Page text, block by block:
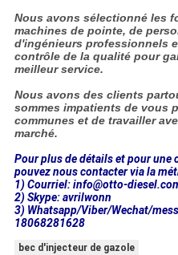
Nous avons sélectionné les
machines de pointe, de
d'ingénieurs professionnels
contrôle de la qualité pour
meilleur service.
Nous avons des clients
sommes impatients de vous
communes et de travailler
marché.
Pour plus de détails et pour une
pouvez nous contacter via la
1) Courriel: info@otto-
2) Skype: avrilwonn
3) Whatsapp/Viber/Wechat/
18068281628
bec d'injecteur de gazole